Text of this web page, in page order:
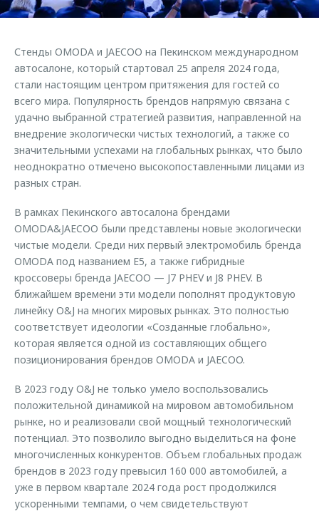
Страхование
Аксессуары
Одежда и сувениры
Оригинальные аксессуары
Запчасти
Трейд-ин
Калькулятор трейд-ин
Клиентская поддержка
Клуб владельцев OMODA
Приложение O&J
Аксессуары
Одежда и сувениры
Оригинальные аксессуары
Запчасти
Обратная связь
Стенды OMODA и JAECOO на Пекинском международном
автосалоне, который стартовал 25 апреля 2024 года,
стали настоящим центром притяжения для гостей со
всего мира. Популярность брендов напрямую связана с
удачно выбранной стратегией развития, направленной на
внедрение экологически чистых технологий, а также со
значительными успехами на глобальных рынках, что было
неоднократно отмечено высокопоставленными лицами из
разных стран.
В рамках Пекинского автосалона брендами
OMODA&JAECOO были представлены новые экологически
чистые модели. Среди них первый электромобиль бренда
OMODA под названием E5, а также гибридные
кроссоверы бренда JAECOO — J7 PHEV и J8 PHEV. В
ближайшем времени эти модели пополнят продуктовую
линейку O&J на многих мировых рынках. Это полностью
соответствует идеологии «Созданные глобально»,
которая является одной из составляющих общего
позиционирования брендов OMODA и JAECOO.
В 2023 году O&J не только умело воспользовались
положительной динамикой на мировом автомобильном
рынке, но и реализовали свой мощный технологический
потенциал. Это позволило выгодно выделиться на фоне
многочисленных конкурентов. Объем глобальных продаж
брендов в 2023 году превысил 160 000 автомобилей, а
уже в первом квартале 2024 года рост продолжился
ускоренными темпами, о чем свидетельствуют